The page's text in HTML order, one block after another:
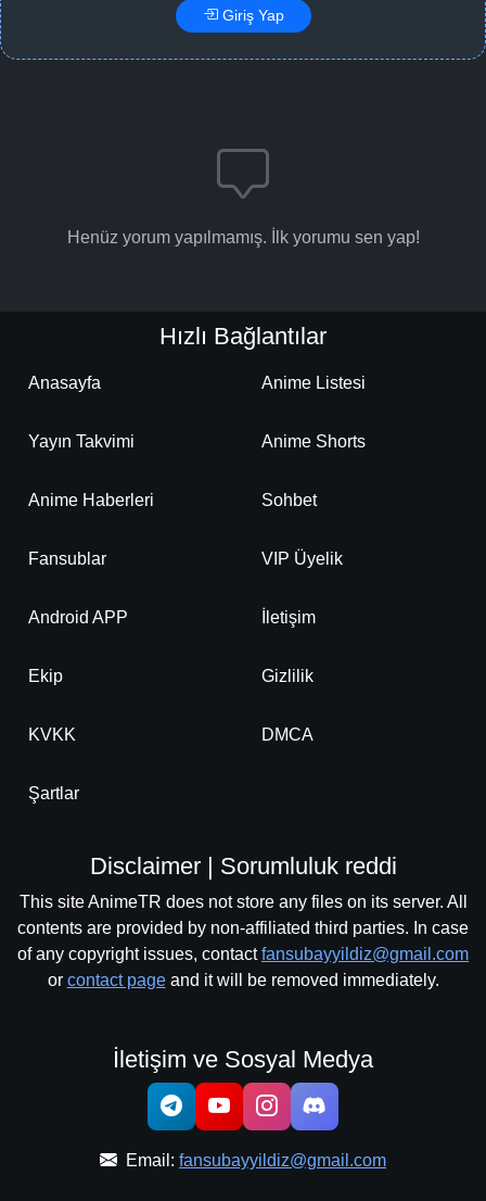
Giriş Yap
Henüz yorum yapılmamış. İlk yorumu sen yap!
Hızlı Bağlantılar
Anasayfa Anime Listesi
Yayın Takvimi Anime Shorts
Anime Haberleri Sohbet
Fansublar VIP Üyelik
Android APP İletişim
Ekip Gizlilik
KVKK DMCA
Şartlar
Disclaimer | Sorumluluk reddi
This site AnimeTR does not store any files on its server. All
contents are provided by non-affiliated third parties. In case
of any copyright issues, contactfansubayyildiz@gmail.com
or contact pageand it will be removed immediately.
İletişim ve Sosyal Medya
Email: fansubayyildiz@gmail.com